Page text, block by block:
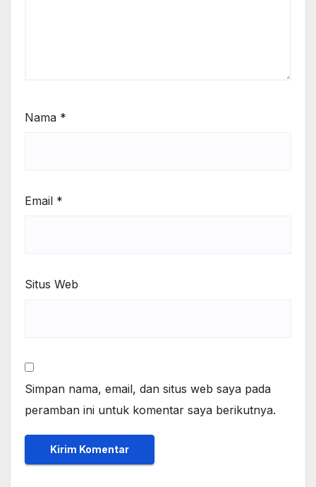
Nama *
Email *
Situs Web
Simpan nama, email, dan situs web saya pada
peramban ini untuk komentar saya berikutnya.